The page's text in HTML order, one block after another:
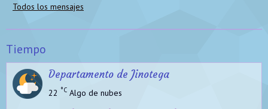
Todos los mensajes
Tiempo
Departamento de Jinotega
22 °C Algo de nubes